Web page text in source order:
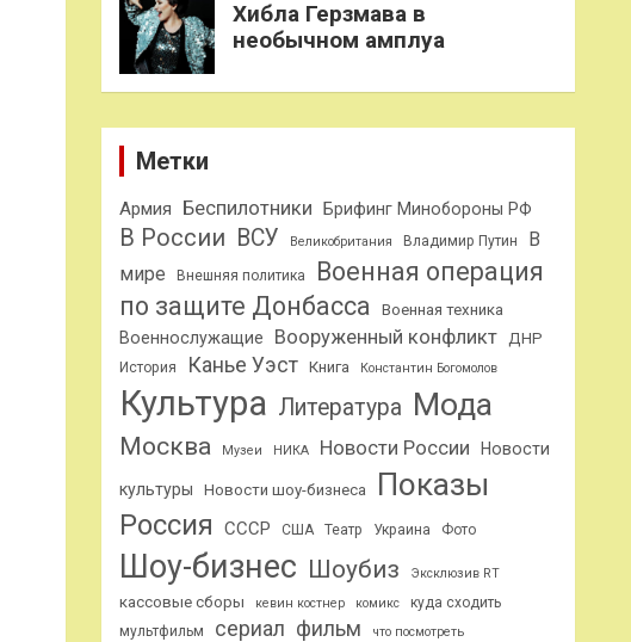
Хибла Герзмава в
необычном амплуа
Метки
Армия Беспилотники Брифинг Минобороны РФ
В России ВСУ Великобритания Владимир Путин
В
мире
Внешняя политика
Военная операция
по защите Донбасса
Военная техника
Военнослужащие Вооруженный конфликт ДНР
История Канье Уэст Книга Константин Богомолов
Культура Литература Мода
Москва Музеи НИКА Новости России Новости
культуры Новости шоу-бизнеса Показы
Россия СССР США Театр Украина Фото
Шоу-бизнес Шоубиз Эксклюзив RT
кассовые сборы кевин костнер комикс
куда сходить
мультфильм
сериал фильм что посмотреть